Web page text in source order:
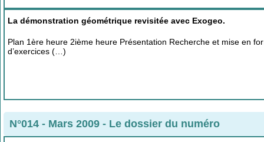
La démonstration géométrique revisitée avec Exogeo.
Plan 1ère heure 2ième heure Présentation Recherche et mise en
d’exercices (…)
N°014 - Mars 2009 - Le dossier du numéro